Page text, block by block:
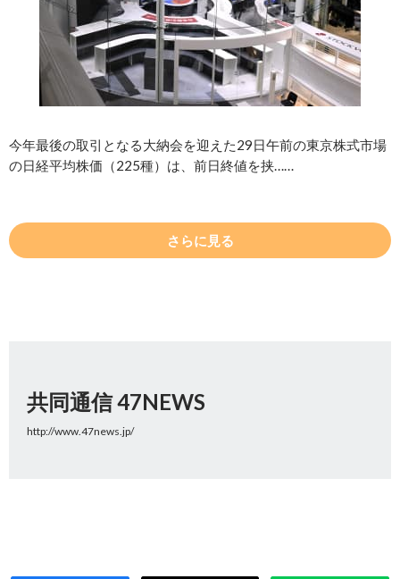
今年最後の取引となる大納会を迎えた29日午前の東京株式市場
の日経平均株価（225種）は、前日終値を挟……
さらに見る
共同通信 47NEWS
http://www.47news.jp/